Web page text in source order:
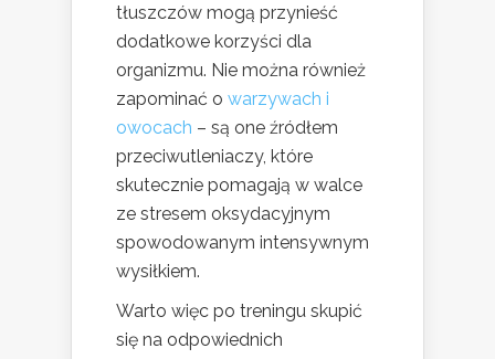
tłuszczów mogą przynieść
dodatkowe korzyści dla
organizmu. Nie można również
zapominać o warzywach i
owocach – są one źródłem
przeciwutleniaczy, które
skutecznie pomagają w walce
ze stresem oksydacyjnym
spowodowanym intensywnym
wysiłkiem.
Warto więc po treningu skupić
się na odpowiednich